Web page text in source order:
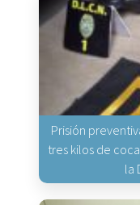
Prisión
tres kilos de
la